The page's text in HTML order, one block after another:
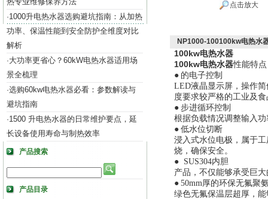
·1000升电热水器选购避坑指南：从加热
功率、保温性能到安全防护全维度对比
解析
·大功率更省心？60kW电热水器适用场
景全梳理
·选购60kw电热水器必看：参数解读与
避坑指南
·1500 升电热水器的日常维护要点，延
长设备使用寿命与制热效率
产品搜索
产品目录
点击放大
NP1000-100100kw电热水
100kw电热水器
100kw电热水器性能特
● 的电子控制
LED液晶显示屏，操作
度要求较严格的工业及
● 步进循环控制
根据负载情况调整输入
● 低水位切断
浸入式水位电极，属于
烧，确保安全。
● SUS304内胆
产品，不仅能够承受巨
● 50mm厚的环保无氟聚
绿色无氟保温层超厚，